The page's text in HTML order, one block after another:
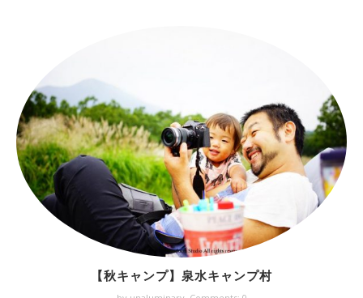
【秋キャンプ】泉水キャンプ村